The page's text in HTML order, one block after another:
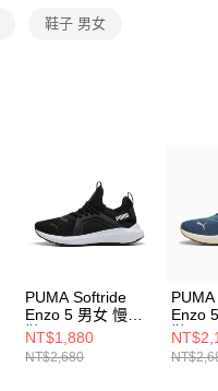
２．關於個人資料處理事宜，請
５．嚴禁一人註冊多個帳號或
形，恩沛科技股份有限公司將
動。
鞋子 男女
PUMA Softride
Enzo 5 男女 慢跑
鞋 31109802
NT$1,880
NT$2,680
Enzo
鞋